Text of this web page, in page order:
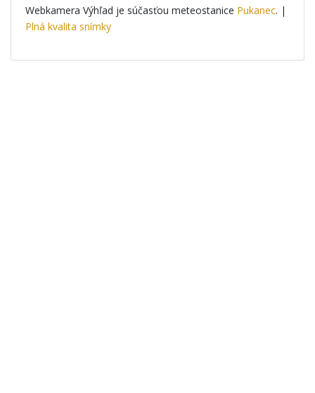
Webkamera Výhľad je súčasťou meteostanice Pukanec. |
Plná kvalita snímky